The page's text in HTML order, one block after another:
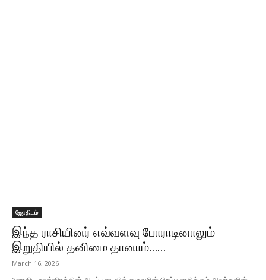
ஜோதிடம்
இந்த ராசியினர் எவ்வளவு போராடினாலும்
இறுதியில் தனிமை தானாம்…...
March 16, 2026